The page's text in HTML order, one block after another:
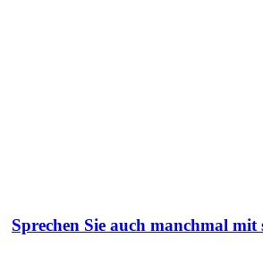
Sprechen Sie auch manchmal mit